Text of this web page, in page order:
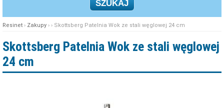
IMPREZY
ROZRYWKA
W KINACH
Resinet › Zakupy › › Skottsberg Patelnia Wok ze stali węglowej 24 cm
Skottsberg Patelnia Wok ze stali węglowej
24 cm